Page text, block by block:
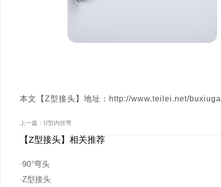
本文【Z型接头】地址：http://www.teilei.net/
上一篇： U型内丝弯
【Z型接头】相关推荐
·90°弯头
·Z型接头